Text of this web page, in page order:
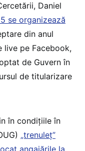
Daniel
se organizează
din anul
live pe Facebook,
de Guvern în
de titularizare
în condițiile în
„trenuleț”